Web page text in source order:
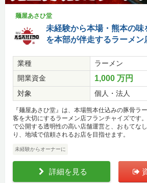
麺屋あさひ堂
未経験から本場・熊本の味
を本部が伴走するラーメン
業種
ラーメン
開業資金
1,000 万円
対象 個人・法人
『麺屋あさひ堂』は、本場熊本仕込みの豚骨ラ
客を大切にするラーメン店フランチャイズです
で公開する透明性の高い店舗運営と、おもてな
り、地域で信頼されるお店を目指せます。
未経験からオーナーに
詳細を見る